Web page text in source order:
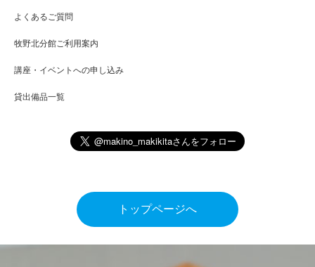
よくあるご質問
牧野北分館ご利用案内
講座・イベントへの申し込み
貸出備品一覧
トップページへ